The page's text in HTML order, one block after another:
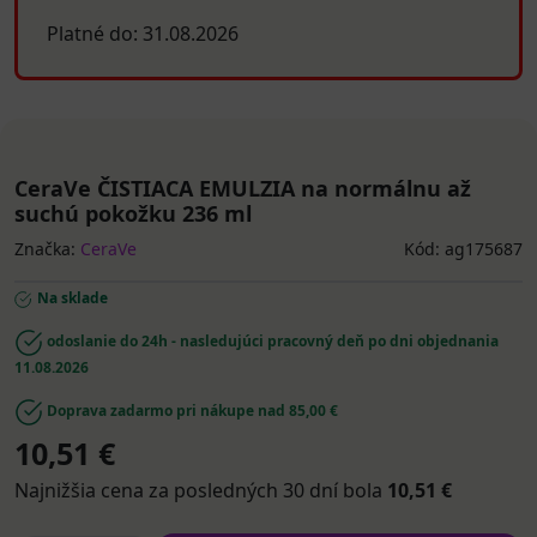
Platné do: 31.08.2026
CeraVe ČISTIACA EMULZIA na normálnu až
suchú pokožku 236 ml
Značka: CeraVe Kód: ag175687
Na sklade
odoslanie do 24h - nasledujúci pracovný deň po dni objednania
11.08.2026
Doprava zadarmo pri nákupe nad 85,00 €
10,51 €
Najnižšia cena za posledných 30 dní bola 10,51 €